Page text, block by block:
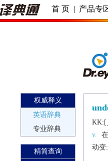
首 页 | 产品专
权威释义
英语辞典
专业辞典
精简查询
v.
动变